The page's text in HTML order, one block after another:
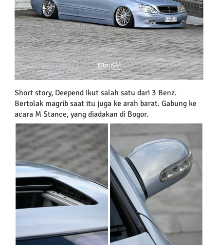
Short story, Deepend ikut salah satu dari 3 Benz.
Bertolak magrib saat itu juga ke arah barat. Gabung ke
acara M Stance, yang diadakan di Bogor.